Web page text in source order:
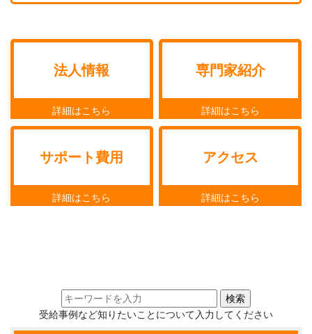
法人情報 専門家紹介
サポート費用 アクセス
受給事例など知りたいことについて入力してください